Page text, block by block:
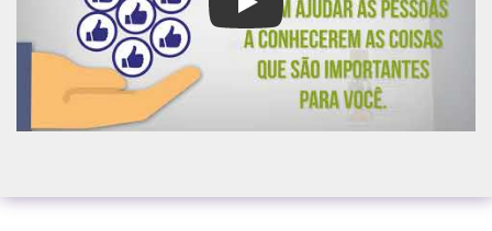
A Melhor Agência de